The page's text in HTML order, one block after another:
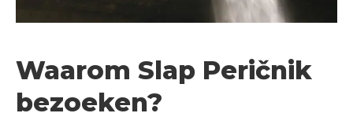
Waarom Slap Peričnik
bezoeken?